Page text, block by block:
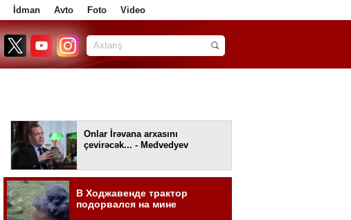
İdman Avto Foto Video
Onlar İrəvana arxasını
çevirəcək... - Medvedyev